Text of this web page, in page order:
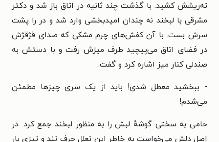
ته‌ریشش کشید. با گذشت چند ثانیه در اتاق باز شد و دکتر
مشرقی با لبخند نه چندان امیدبخشی وارد شد و در را پشت
سرش بست. با آن کفش‌های چرم مشکی که صدای قژقژش
در فضای اتاق می‌پیچید طرف میزش رفت و با دستش به
صندلی کنار میز اشاره کرد و گفت:
- ببخشید معطل شدی! باید از یک سری چیزها مطمئن
می‌شدم!
حامی به سختی گوشهٔ لبش را به منظور لبخند جمع کرد. در
اصل دلش می‌خواست به خاطر این تعلل حرف تند و تیزی بار